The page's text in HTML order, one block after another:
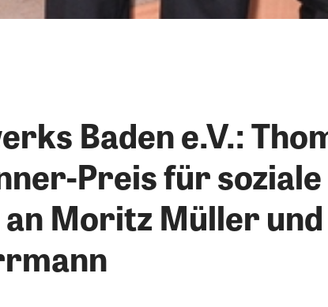
Baden e.V.:
Preis für soziale
Moritz Müller und